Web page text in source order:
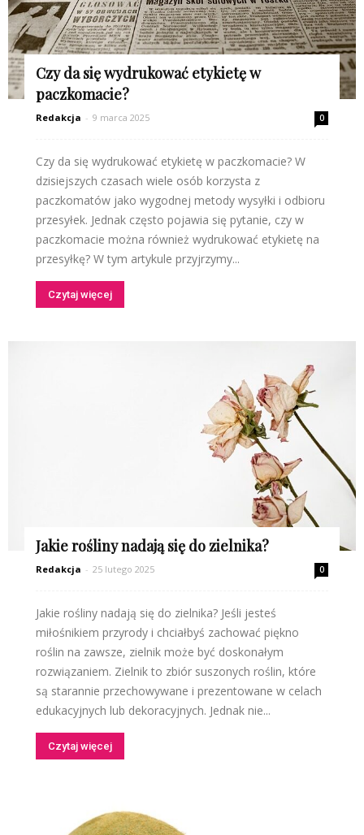
Czy da się wydrukować etykietę w
paczkomacie?
Redakcja - 9 marca 2025 0
Czy da się wydrukować etykietę w paczkomacie? W
dzisiejszych czasach wiele osób korzysta z
paczkomatów jako wygodnej metody wysyłki i odbioru
przesyłek. Jednak często pojawia się pytanie, czy w
paczkomacie można również wydrukować etykietę na
przesyłkę? W tym artykule przyjrzymy...
Czytaj więcej
Jakie rośliny nadają się do zielnika?
Redakcja - 25 lutego 2025 0
Jakie rośliny nadają się do zielnika? Jeśli jesteś
miłośnikiem przyrody i chciałbyś zachować piękno
roślin na zawsze, zielnik może być doskonałym
rozwiązaniem. Zielnik to zbiór suszonych roślin, które
są starannie przechowywane i prezentowane w celach
edukacyjnych lub dekoracyjnych. Jednak nie...
Czytaj więcej